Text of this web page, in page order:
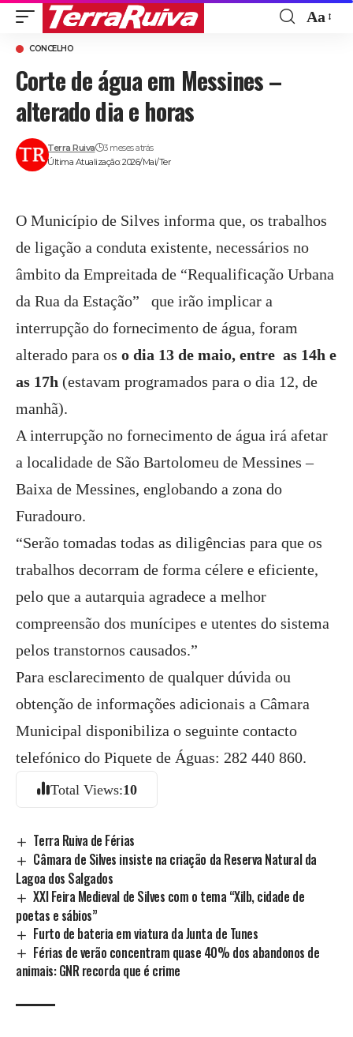
Aa
CONCELHO
Corte de água em Messines –
alterado dia e horas
Última Atualização: 2026/Mai/Ter
Terra Ruiva 3 meses atrás
O Município de Silves informa que, os trabalhos
de ligação a conduta existente, necessários no
âmbito da Empreitada de “Requalificação Urbana
da Rua da Estação” que irão implicar a
interrupção do fornecimento de água, foram
alterado para os o dia 13 de maio, entre as 14h e
as 17h (estavam programados para o dia 12, de
manhã).
A interrupção no fornecimento de água irá afetar
a localidade de São Bartolomeu de Messines –
Baixa de Messines, englobando a zona do
Furadouro.
“Serão tomadas todas as diligências para que os
trabalhos decorram de forma célere e eficiente,
pelo que a autarquia agradece a melhor
compreensão dos munícipes e utentes do sistema
pelos transtornos causados.”
Para esclarecimento de qualquer dúvida ou
obtenção de informações adicionais a Câmara
Municipal disponibiliza o seguinte contacto
telefónico do Piquete de Águas: 282 440 860.
Total Views:10
Terra Ruiva de Férias
Câmara de Silves insiste na criação da Reserva Natural da
Lagoa dos Salgados
XXI Feira Medieval de Silves com o tema “Xilb, cidade de
poetas e sábios”
Furto de bateria em viatura da Junta de Tunes
Férias de verão concentram quase 40% dos abandonos de
animais: GNR recorda que é crime